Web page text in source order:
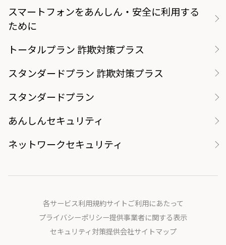
スマートフォンをあんしん・安全に利用する
ために
トータルプラン 詐欺対策プラス
スタンダードプラン 詐欺対策プラス
スタンダードプラン
あんしんセキュリティ
ネットワークセキュリティ
各サービス利用規約サイトご利用にあたって
プライバシーポリシー提供事業者に関する表示
セキュリティ対策提供会社サイトマップ